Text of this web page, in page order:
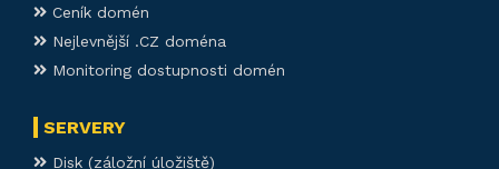
Ceník domén
Nejlevnější .CZ doména
Monitoring dostupnosti domén
SERVERY
Disk (záložní úložiště)